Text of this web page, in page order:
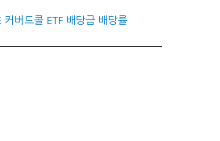
버드콜 ETF 배당금 배당률